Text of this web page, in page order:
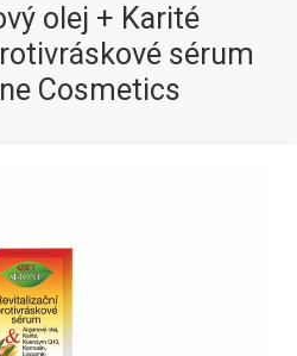
olej + Karité
sérum
Cosmetics